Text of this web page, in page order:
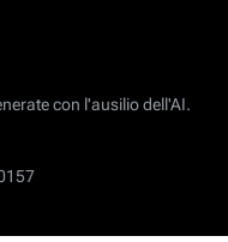
con l'ausilio dell'AI.